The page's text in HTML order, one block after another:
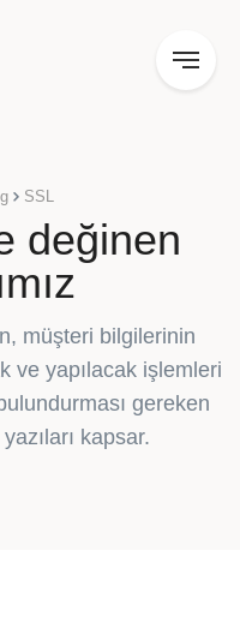
SSL
değinen
müşteri bilgilerinin
ve yapılacak işlemleri
gereken
kapsar.